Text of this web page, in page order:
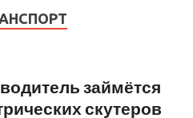
займётся
скутеров